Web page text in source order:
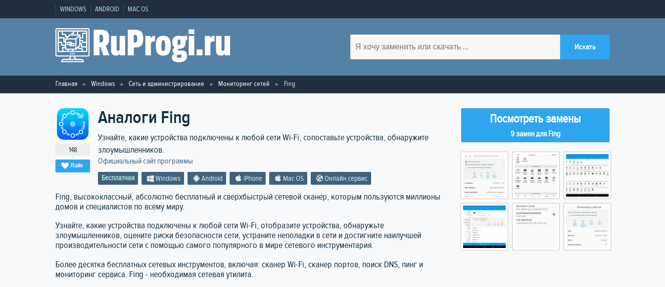
WINDOWS ANDROID MAC OS
Главная Windows Сеть и администрирование Мониторинг сетей Fing
148
Лайк
Аналоги Fing
Узнайте, какие устройства подключены к любой сети Wi-Fi, сопоставьте устройства, обнаружите
злоумышленников.
Официальный сайт программы
Бесплатная Windows Android iPhone Mac OS Онлайн сервис
Посмотреть замены
9 замен для Fing
Fing, высококлассный, абсолютно бесплатный и сверхбыстрый сетевой сканер, которым пользуются миллионы
домов и специалистов по всему миру.
Узнайте, какие устройства подключены к любой сети Wi-Fi, отобразите устройства, обнаружьте
злоумышленников, оцените риски безопасности сети, устраните неполадки в сети и достигните наилучшей
производительности сети с помощью самого популярного в мире сетевого инструментария.
Более десятка бесплатных сетевых инструментов, включая: сканер Wi-Fi, сканер портов, поиск DNS, пинг и
мониторинг сервиса. Fing - необходимая сетевая утилита.